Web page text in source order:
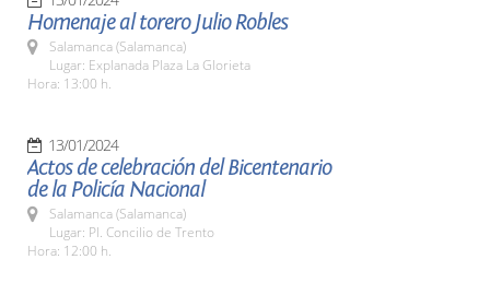
Homenaje al torero Julio Robles
Salamanca (Salamanca)
Lugar: Explanada Plaza La Glorieta
Hora: 13:00 h.
13/01/2024
Actos de celebración del Bicentenario
de la Policía Nacional
Salamanca (Salamanca)
Lugar: Pl. Concilio de Trento
Hora: 12:00 h.